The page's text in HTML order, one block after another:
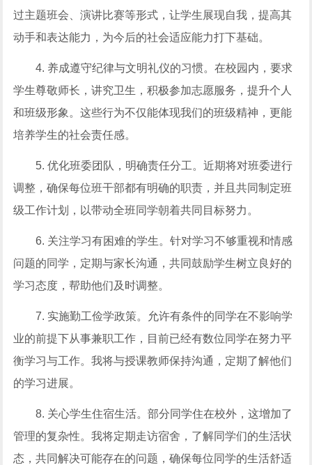
过主题班会、演讲比赛等形式，让学生展现自我，提高其
动手和表达能力，为今后的社会适应能力打下基础。
4. 养成遵守纪律与文明礼仪的习惯。在校园内，要求
学生尊敬师长，讲究卫生，积极参加志愿服务，提升个人
和班级形象。这些行为不仅能体现我们的班级精神，更能
培养学生的社会责任感。
5. 优化班委团队，明确责任分工。近期将对班委进行
调整，确保每位班干部都有明确的职责，并且共同制定班
级工作计划，以带动全班同学朝着共同目标努力。
6. 关注学习有困难的学生。针对学习不够重视和情感
问题的同学，定期与家长沟通，共同鼓励学生树立良好的
学习态度，帮助他们及时调整。
7. 实施勤工俭学政策。允许有条件的同学在不影响学
业的前提下从事兼职工作，目前已经有数位同学在努力平
衡学习与工作。我将与授课教师保持沟通，定期了解他们
的学习进展。
8. 关心学生住宿生活。部分同学住在校外，这增加了
管理的复杂性。我将定期走访宿舍，了解同学们的生活状
态，共同解决可能存在的问题，确保每位同学的生活舒适